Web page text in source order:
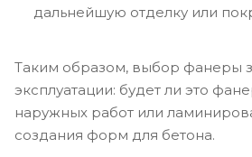
дальнейшую отделку или
Таким образом, выбор фанеры
эксплуатации: будет ли это
наружных работ или
создания форм для бетона.